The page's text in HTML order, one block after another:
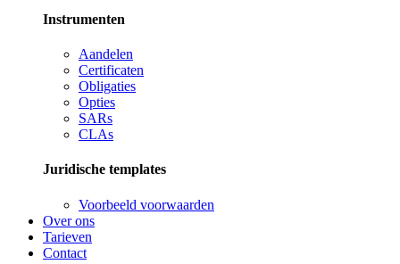
Instrumenten
Aandelen
Certificaten
Obligaties
Opties
SARs
CLAs
Juridische templates
Voorbeeld voorwaarden
Over ons
Tarieven
Contact